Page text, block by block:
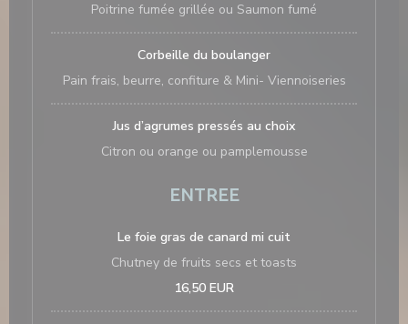
Poitrine fumée grillée ou Saumon fumé
Corbeille du boulanger
Pain frais, beurre, confiture & Mini- Viennoiseries
Jus d’agrumes pressés au choix
Citron ou orange ou pamplemousse
ENTREE
Le foie gras de canard mi cuit
Chutney de fruits secs et toasts
16,50 EUR